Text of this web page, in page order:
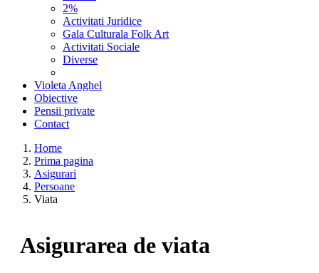
2%
Activitati Juridice
Gala Culturala Folk Art
Activitati Sociale
Diverse
Violeta Anghel
Obiective
Pensii private
Contact
Home
Prima pagina
Asigurari
Persoane
Viata
Asigurarea de viata